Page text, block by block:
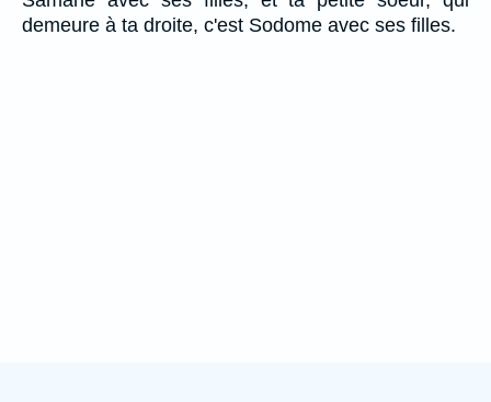
demeure à ta droite, c'est Sodome avec ses filles.